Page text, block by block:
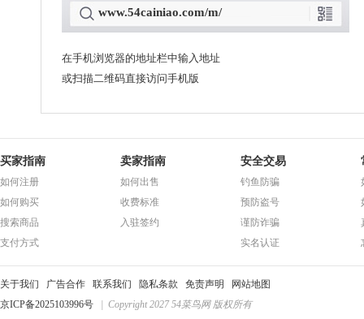
www.54cainiao.com/m/
在手机浏览器的地址栏中输入地址
或扫描二维码直接访问手机版
买家指南
如何注册
如何购买
搜索商品
支付方式
卖家指南
如何出售
收费标准
入驻签约
安全交易
钓鱼防骗
预防盗号
谨防诈骗
实名认证
关于我们 广告合作 联系我们 隐私条款 免责声明
网站地图
京ICP备2025103996号
| Copyright 2027 54菜鸟网 版权所有